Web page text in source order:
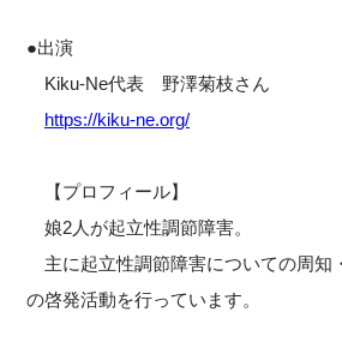
●出演
Kiku-Ne代表 野澤菊枝さん
https://kiku-ne.org/
【プロフィール】
娘2人が起立性調節障害。
主に起立性調節障害についての周知
の啓発活動を行っています。